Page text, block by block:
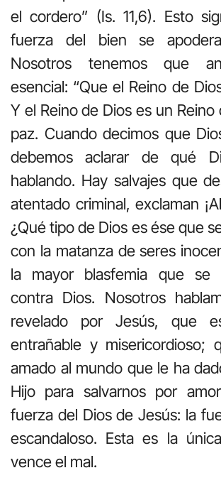
el cordero” (Is. 11,6). Esto
fuerza del bien se
Nosotros tenemos que
esencial: “Que el Reino de
Y el Reino de Dios es un
paz. Cuando decimos que
debemos aclarar de qué
hablando. Hay salvajes que
atentado criminal, exclaman
¿Qué tipo de Dios es ése que
con la matanza de seres
la mayor blasfemia que se
contra Dios. Nosotros
revelado por Jesús, que
entrañable y misericordioso;
amado al mundo que le ha
Hijo para salvarnos por
fuerza del Dios de Jesús: la
escandaloso. Esta es la
vence el mal.